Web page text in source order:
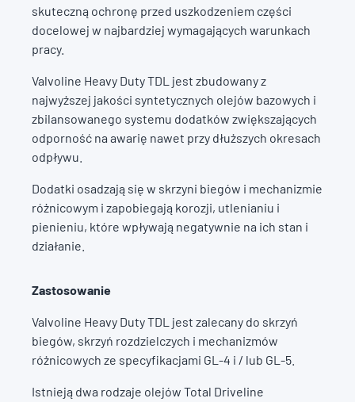
skuteczną ochronę przed uszkodzeniem części
docelowej w najbardziej wymagających warunkach
pracy.
Valvoline Heavy Duty TDL jest zbudowany z
najwyższej jakości syntetycznych olejów bazowych i
zbilansowanego systemu dodatków zwiększających
odporność na awarię nawet przy dłuższych okresach
odpływu.
Dodatki osadzają się w skrzyni biegów i mechanizmie
różnicowym i zapobiegają korozji, utlenianiu i
pienieniu, które wpływają negatywnie na ich stan i
działanie.
Zastosowanie
Valvoline Heavy Duty TDL jest zalecany do skrzyń
biegów, skrzyń rozdzielczych i mechanizmów
różnicowych ze specyfikacjami GL-4 i / lub GL-5.
Istnieją dwa rodzaje olejów Total Driveline